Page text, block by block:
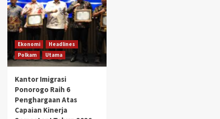
Ekonomi
Headlines
Polkam
Utama
Kantor Imigrasi
Ponorogo Raih 6
Penghargaan Atas
Capaian Kinerja